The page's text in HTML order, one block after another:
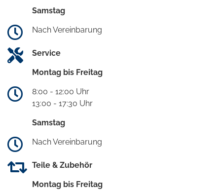
Samstag
Nach Vereinbarung
Service
Montag bis Freitag
8:00 - 12:00 Uhr
13:00 - 17:30 Uhr
Samstag
Nach Vereinbarung
Teile & Zubehör
Montag bis Freitag